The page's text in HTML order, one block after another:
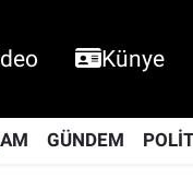
Künye
GÜNDEM